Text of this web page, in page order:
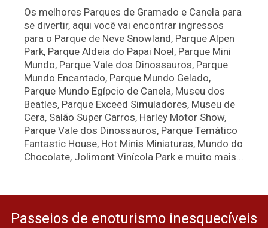
Os melhores Parques de Gramado e Canela para
se divertir, aqui você vai encontrar ingressos
para o Parque de Neve Snowland, Parque Alpen
Park, Parque Aldeia do Papai Noel, Parque Mini
Mundo, Parque Vale dos Dinossauros, Parque
Mundo Encantado, Parque Mundo Gelado,
Parque Mundo Egípcio de Canela, Museu dos
Beatles, Parque Exceed Simuladores, Museu de
Cera, Salão Super Carros, Harley Motor Show,
Parque Vale dos Dinossauros, Parque Temático
Fantastic House, Hot Minis Miniaturas, Mundo do
Chocolate, Jolimont Vinícola Park e muito mais...
Passeios de enoturismo inesquecíveis